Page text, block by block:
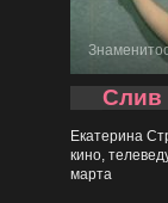
Слив
Екатерина
кино,
марта